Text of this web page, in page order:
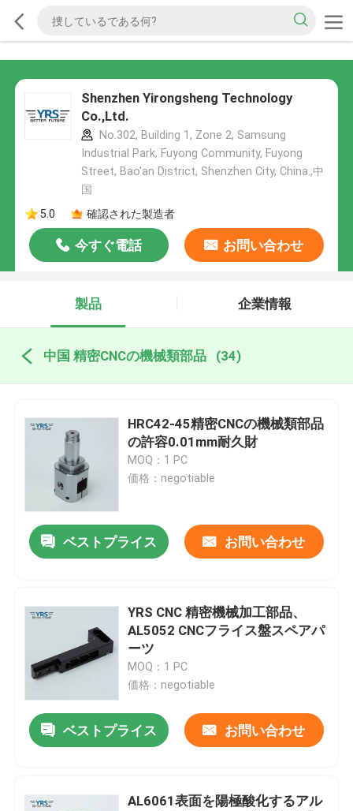
Shenzhen Yirongsheng Technology
Co.,Ltd.
No.302, Building 1, Zone 2, Samsung
Industrial Park, Fuyong Community, Fuyong
Street, Bao'an District, Shenzhen City, China.,中
国
5.0
確認された製造者
今すぐ電話 お問い合わせ
製品 企業情報
中国 精密CNCの機械類部品 (34)
HRC42-45精密CNCの機械類部品
の許容0.01mm耐久財
MOQ：1 PC
価格：negotiable
ベストプライス お問い合わせ
YRS CNC 精密機械加工部品、
AL5052 CNCフライス盤スペアパ
ーツ
MOQ：1 PC
価格：negotiable
ベストプライス お問い合わせ
AL6061表面を陽極酸化するアル